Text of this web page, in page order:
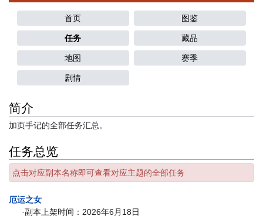
首页 图鉴
任务 藏品
地图 赛季
剧情
简介
加页手记的全部任务汇总。
任务总览
点击对应副本名称即可查看对应主题的全部任务
厄运之女
·副本上架时间：2026年6月18日